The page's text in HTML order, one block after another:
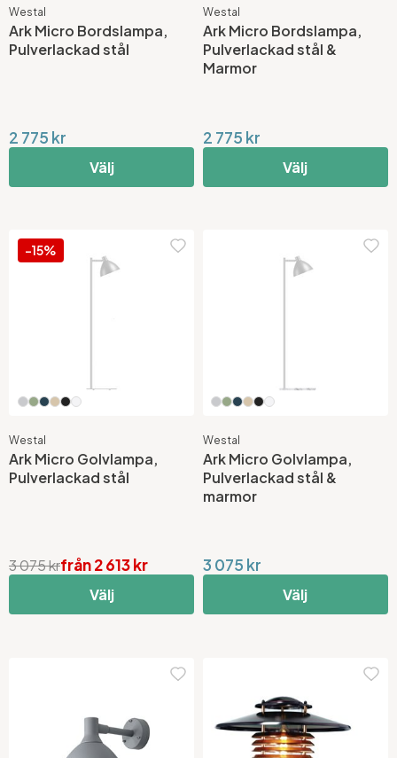
Westal
Ark Micro Bordslampa,
Pulverlackad stål
2 775 kr
Välj
Westal
Ark Micro Bordslampa,
Pulverlackad stål &
Marmor
2 775 kr
Välj
-15%
Westal
Ark Micro Golvlampa,
Pulverlackad stål
från 2 613 kr
3 075 kr
Välj
Westal
Ark Micro Golvlampa,
Pulverlackad stål &
marmor
3 075 kr
Välj